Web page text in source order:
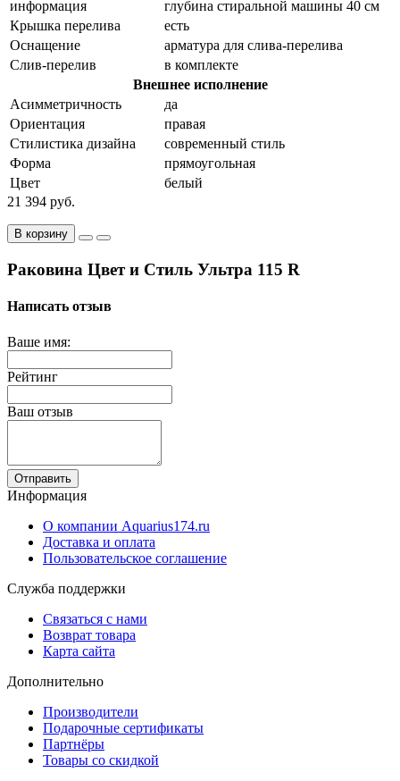
информация
глубина стиральной машины 40 см
Крышка перелива
есть
Оснащение
арматура для слива-перелива
Слив-перелив
в комплекте
Внешнее исполнение
Асимметричность
да
Ориентация
правая
Стилистика дизайна
современный стиль
Форма
прямоугольная
Цвет
белый
21 394 руб.
В корзину
Раковина Цвет и Стиль Ультра 115 R
Написать отзыв
Ваше имя:
Рейтинг
Ваш отзыв
Отправить
Информация
О компании Aquarius174.ru
Доставка и оплата
Пользовательское соглашение
Служба поддержки
Связаться с нами
Возврат товара
Карта сайта
Дополнительно
Производители
Подарочные сертификаты
Партнёры
Товары со скидкой